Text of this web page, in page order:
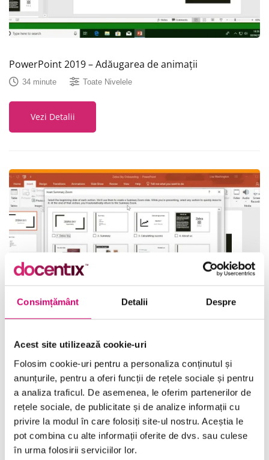
Consimțământ Detalii Despre
Acest site utilizează cookie-uri
Folosim cookie-uri pentru a personaliza conținutul și
anunțurile, pentru a oferi funcții de rețele sociale și pentru
a analiza traficul. De asemenea, le oferim partenerilor de
rețele sociale, de publicitate și de analize informații cu
privire la modul în care folosiți site-ul nostru. Aceștia le
pot combina cu alte informații oferite de dvs. sau culese
în urma folosirii serviciilor lor.
PowerPoint 2019 – Adăugarea de animații
34 minute Toate Nivelele
Vezi Detalii
44 minute Toate Nivelele
Vezi Detalii